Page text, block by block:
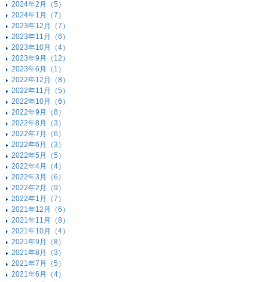
2024年2月（5）
2024年1月（7）
2023年12月（7）
2023年11月（6）
2023年10月（4）
2023年9月（12）
2023年6月（1）
2022年12月（8）
2022年11月（5）
2022年10月（6）
2022年9月（8）
2022年8月（3）
2022年7月（6）
2022年6月（3）
2022年5月（5）
2022年4月（4）
2022年3月（6）
2022年2月（9）
2022年1月（7）
2021年12月（6）
2021年11月（8）
2021年10月（4）
2021年9月（8）
2021年8月（3）
2021年7月（5）
2021年6月（4）